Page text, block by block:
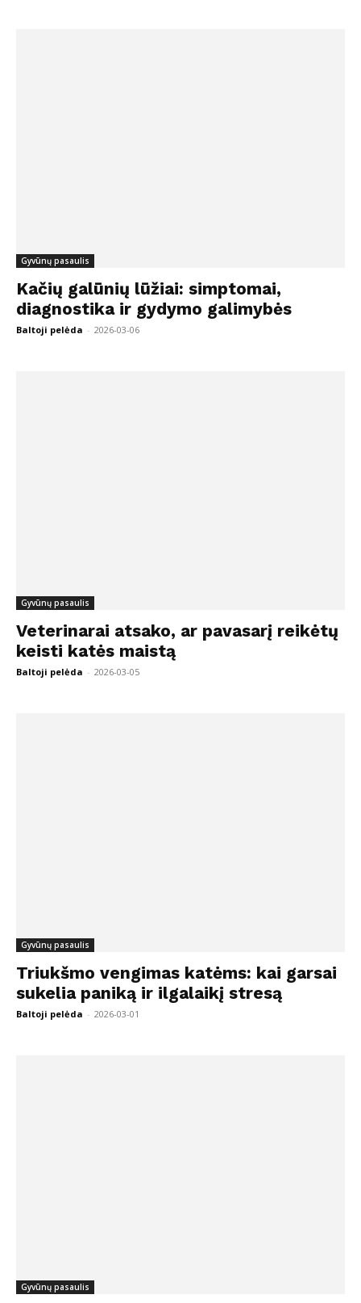
Gyvūnų pasaulis
Kačių galūnių lūžiai: simptomai,
diagnostika ir gydymo galimybės
Baltoji pelėda - 2026-03-06
Gyvūnų pasaulis
Veterinarai atsako, ar pavasarį reikėtų
keisti katės maistą
Baltoji pelėda - 2026-03-05
Gyvūnų pasaulis
Triukšmo vengimas katėms: kai garsai
sukelia paniką ir ilgalaikį stresą
Baltoji pelėda - 2026-03-01
Gyvūnų pasaulis